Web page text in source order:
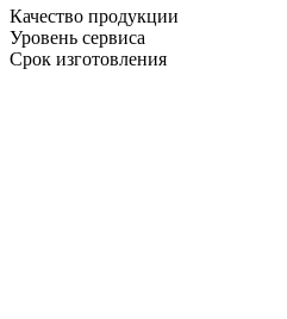
Качество продукции
Уровень сервиса
Срок изготовления